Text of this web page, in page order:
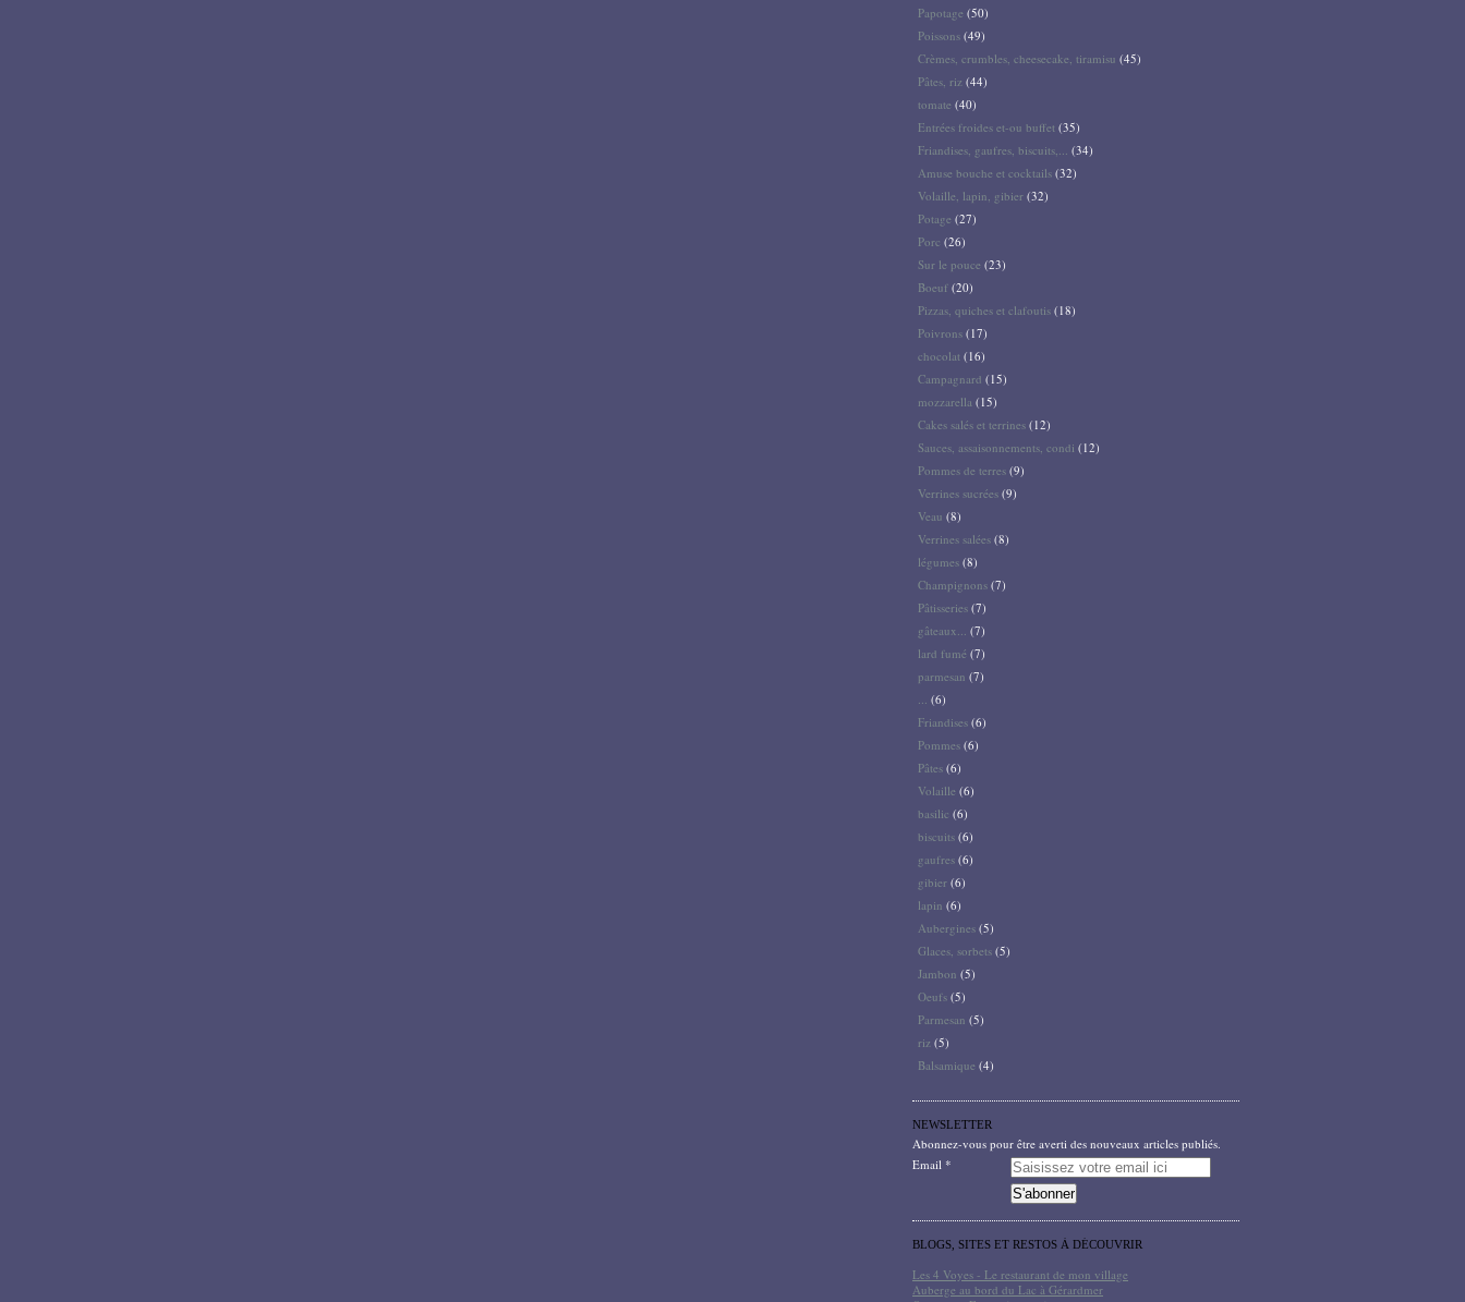
Papotage (50)
Poissons (49)
Crèmes, crumbles, cheesecake, tiramisu (45)
Pâtes, riz (44)
tomate (40)
Entrées froides et-ou buffet (35)
Friandises, gaufres, biscuits,... (34)
Amuse bouche et cocktails (32)
Volaille, lapin, gibier (32)
Potage (27)
Porc (26)
Sur le pouce (23)
Boeuf (20)
Pizzas, quiches et clafoutis (18)
Poivrons (17)
chocolat (16)
Campagnard (15)
mozzarella (15)
Cakes salés et terrines (12)
Sauces, assaisonnements, condi (12)
Pommes de terres (9)
Verrines sucrées (9)
Veau (8)
Verrines salées (8)
légumes (8)
Champignons (7)
Pâtisseries (7)
gâteaux... (7)
lard fumé (7)
parmesan (7)
... (6)
Friandises (6)
Pommes (6)
Pâtes (6)
Volaille (6)
basilic (6)
biscuits (6)
gaufres (6)
gibier (6)
lapin (6)
Aubergines (5)
Glaces, sorbets (5)
Jambon (5)
Oeufs (5)
Parmesan (5)
riz (5)
Balsamique (4)
NEWSLETTER
Abonnez-vous pour être averti des nouveaux articles publiés.
Email
BLOGS, SITES ET RESTOS À DÉCOUVRIR
Les 4 Voyes - Le restaurant de mon village
Auberge au bord du Lac à Gérardmer